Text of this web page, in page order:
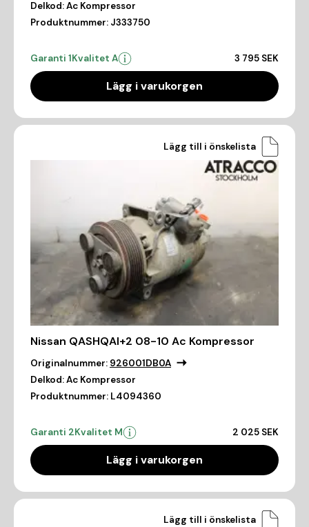
Delkod:Ac Kompressor
Produktnummer: J333750
Garanti 1Kvalitet A 3 795 SEK
Lägg i varukorgen
Lägg till i önskelista
Nissan QASHQAI+2 08-10 Ac Kompressor
Originalnummer: 926001DB0A
Delkod:Ac Kompressor
Produktnummer: L4094360
Garanti 2Kvalitet M 2 025 SEK
Lägg i varukorgen
Lägg till i önskelista